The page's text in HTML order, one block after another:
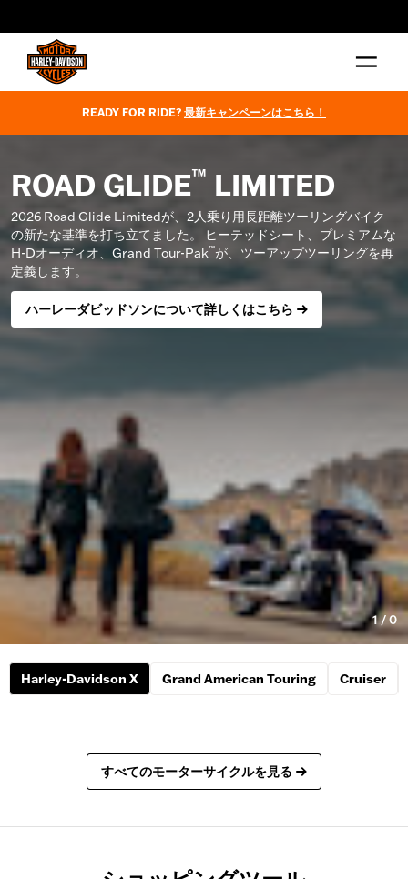
READY FOR RIDE? 最新キャンペーンはこちら！
ROAD GLIDE™ LIMITED
2026 Road Glide Limitedが、2人乗り用長距離ツーリングバイク
の新たな基準を打ち立てました。 ヒーテッドシート、プレミアムな
H-Dオーディオ、Grand Tour-Pak™が、ツーアップツーリングを再
定義します。
ハーレーダビッドソンについて詳しくはこちら
1/0
Harley-Davidson X Grand American Touring Cruiser
すべてのモーターサイクルを見る